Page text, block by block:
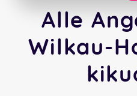
Alle
Wilkau-